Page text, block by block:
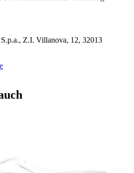
Z.I. Villanova, 12, 32013